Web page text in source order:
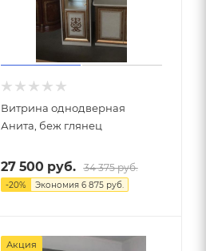
Витрина однодверная
Анита, беж глянец
27 500 руб. 34 375руб.
-20% Экономия 6 875руб.
Акция